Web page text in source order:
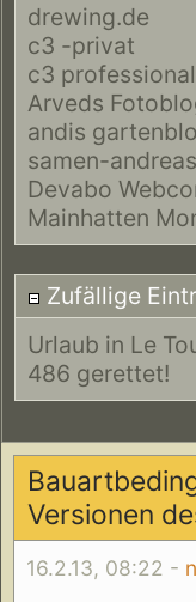
drewing.de
c3 -privat
c3 professional
Arveds
andis
samen-
Devabo
Mainhatten
Zufällige
Urlaub in Le
486 gerettet!
Versionen
16.2.13, 08:22 -